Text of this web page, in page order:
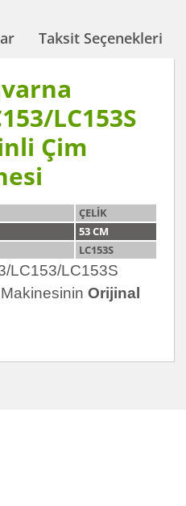
Taksit Seçenekleri
LC153S
Çim
ÇELİK
53 CM
LC153S
LC153/LC153S
Makinesinin Orijinal